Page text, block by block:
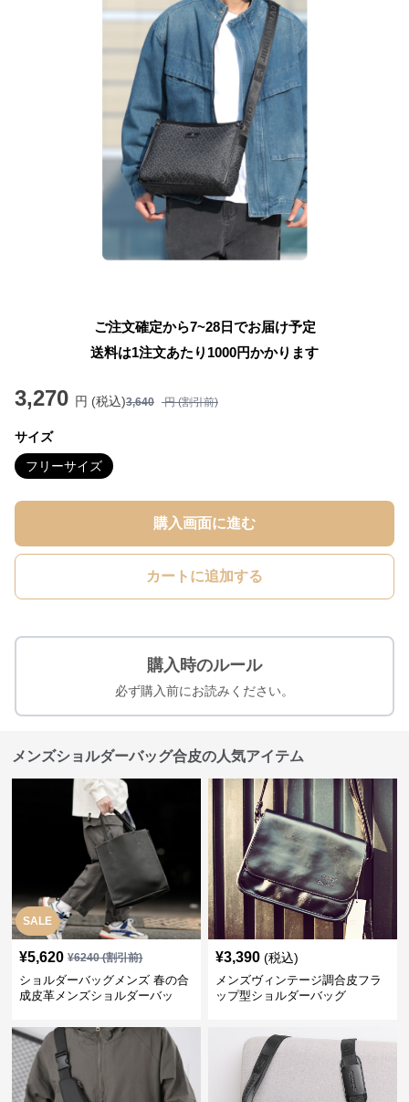
ご注文確定から7~28日でお届け予定
送料は1注文あたり 1000円かかります
3,270 円 (税込)3,640 円 (割引前)
サイズ
フリーサイズ
購入画面に進む
カートに追加する
購入時のルール
必ず購入前にお読みください。
メンズショルダーバッグ合皮の人気アイテム
SALE
¥5,620 ¥6240(割引前)
ショルダーバッグメンズ 春の合
成皮革メンズショルダーバッ
¥3,390 (税込)
メンズヴィンテージ調合皮フラ
ップ型ショルダーバッグ